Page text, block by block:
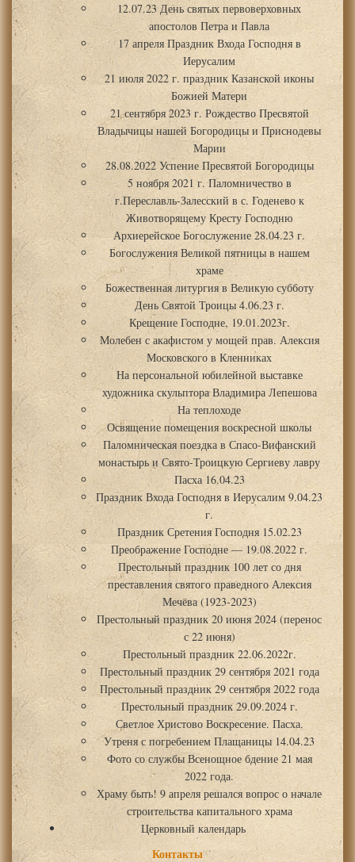
12.07.23 День святых первоверховных
апостолов Петра и Павла
17 апреля Праздник Входа Господня в
Иерусалим
21 июля 2022 г. праздник Казанской иконы
Божией Матери
21 сентября 2023 г. Рождество Пресвятой
Владычицы нашей Богородицы и Приснодевы
Марии
28.08.2022 Успение Пресвятой Богородицы
5 ноября 2021 г. Паломничество в
г.Переславль-Залесский в с. Годенево к
Животворящему Кресту Господню
Архиерейское Богослужение 28.04.23 г.
Богослужения Великой пятницы в нашем
храме
Божественная литургия в Великую субботу
День Святой Троицы 4.06.23 г.
Крещение Господне, 19.01.2023г.
Молебен с акафистом у мощей прав. Алексия
Московского в Кленниках
На персональной юбилейной выставке
художника скульптора Владимира Лепешова
На теплоходе
Освящение помещения воскресной школы
Паломническая поездка в Спасо-Вифанский
монастырь и Свято-Троицкую Сергиеву лавру
Пасха 16.04.23
Праздник Входа Господня в Иерусалим 9.04.23
г.
Праздник Сретения Господня 15.02.23
Преображение Господне — 19.08.2022 г.
Престольный праздник 100 лет со дня
преставления святого праведного Алексия
Мечёва (1923-2023)
Престольный праздник 20 июня 2024 (перенос
с 22 июня)
Престольный праздник 22.06.2022г.
Престольный праздник 29 сентября 2021 года
Престольный праздник 29 сентября 2022 года
Престольный праздник 29.09.2024 г.
Светлое Христово Воскресение. Пасха.
Утреня с погребением Плащаницы 14.04.23
Фото со службы Всенощное бдение 21 мая
2022 года.
Храму быть! 9 апреля решался вопрос о начале
строительства капитального храма
Церковный календарь
Контакты